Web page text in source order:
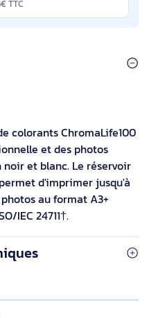
TTC
colorants ChromaLife100
et des photos
et blanc. Le réservoir
d'imprimer jusqu'à
photos au format A3+
IEC 24711†.